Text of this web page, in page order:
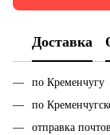
Доставка
по Кременчугу
по
отправка